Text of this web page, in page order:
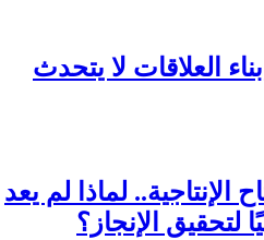
العلاقات لا يتحدث
الإنتاجية.. لماذا لم يعد
لتحقيق الإنجاز؟